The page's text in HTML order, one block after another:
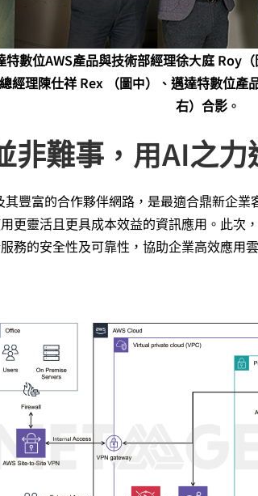
數位AWS產品與技術部經理徐大庭 Roy
經理陳仕祥 Rex （圖中）、邁達特數位產
右）合影。
非難事，用AI之
其豐富的合作夥伴網路，是最適合鼎新企
更靈活且更具成本效益的資訊應用。此次
務的安全性及可靠性，協助企業高效應用